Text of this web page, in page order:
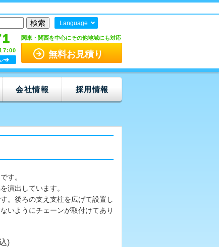
Language
へ
関東・関西を中心にその他地域にも対応
無料お見積り
会社情報 採用情報
す。
演出しています。
。後ろの支え支柱を広げて設置し
いようにチェーンが取付けてあり
)